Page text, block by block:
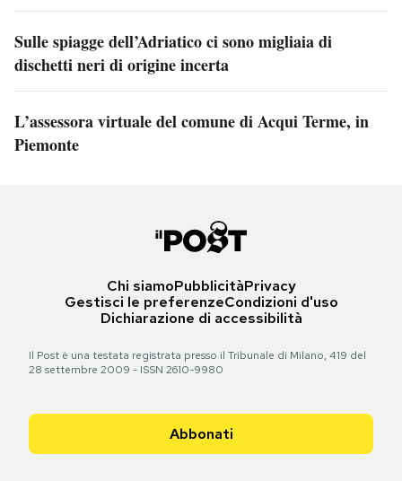
Sulle spiagge dell’Adriatico ci sono migliaia di
dischetti neri di origine incerta
L’assessora virtuale del comune di Acqui Terme, in
Piemonte
Chi siamoPubblicitàPrivacy
Gestisci le preferenzeCondizioni d'uso
Dichiarazione di accessibilità
Il Post è una testata registrata presso il Tribunale di Milano, 419 del
28 settembre 2009 - ISSN 2610-9980
Abbonati